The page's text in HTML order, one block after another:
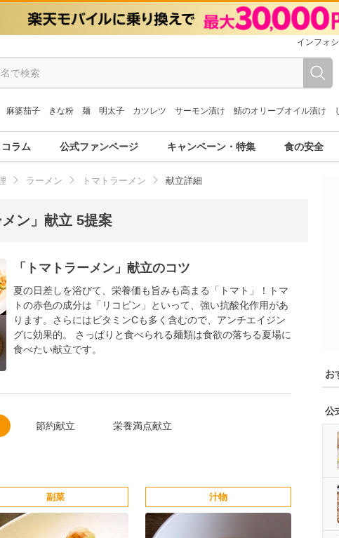
インフォ
麻婆茄子 きな粉 麺 明太子 カツレツ サーモン漬け 鯖のオリーブオイル漬け
コラム 公式ファンページ キャンペーン・特集 食の安全
ラーメン トマトラーメン 献立詳細
ン」献立 5提案
「トマトラーメン」献立のコツ
夏の日差しを浴びて、栄養価も旨みも高まる「トマト」！トマ
トの赤色の成分は「リコピン」といって、強い抗酸化作用があ
ります。さらにはビタミンCも多く含むので、アンチエイジン
グに効果的。 さっぱりと食べられる麺類は食欲の落ちる夏場に
食べたい献立です。
節約献立 栄養満点献立
副菜 汁物
お
公